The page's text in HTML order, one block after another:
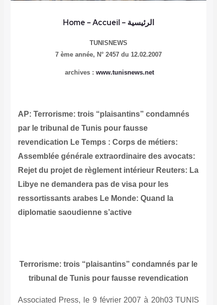
Home – Accueil – الرئيسية
TUNISNEWS
7 ème année, N° 2457 du 12.02.2007
archives : www.tunisnews.net
AP: Terrorisme: trois “plaisantins” condamnés
par le tribunal de Tunis pour fausse
revendication Le Temps : Corps de métiers:
Assemblée générale extraordinaire des avocats:
Rejet du projet de règlement intérieurReuters: La
Libye ne demandera pas de visa pour les
ressortissants arabes Le Monde: Quand la
diplomatie saoudienne s’active
Terrorisme: trois “plaisantins” condamnés par le
tribunal de Tunis pour fausse revendication
Associated Press, le 9 février 2007 à 20h03 TUNIS